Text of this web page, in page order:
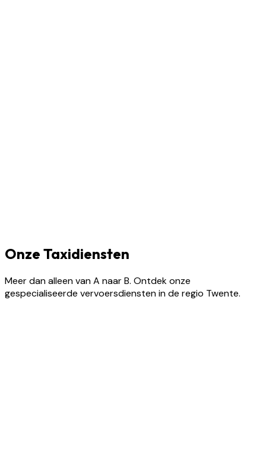
Onze Taxidiensten
Meer dan alleen van A naar B. Ontdek onze
gespecialiseerde vervoersdiensten in de regio Twente.